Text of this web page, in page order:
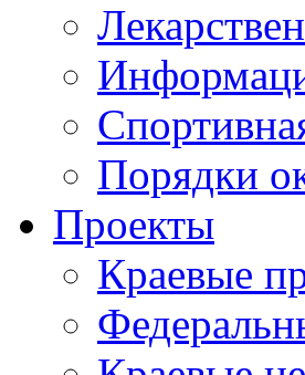
Порядки
Проекты
Краевые